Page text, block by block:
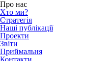
Про нас
Хто ми?
Стратегія
Наші публікації
Проекти
Звіти
Приймальня
Контакти